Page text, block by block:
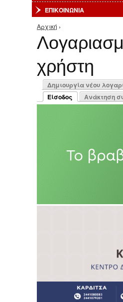
ΕΠΙΚΟΙΝΩΝΙΑ
Είστε εδώ
Αρχική ›
χρήστη
Πρωτεύουσες
Δημιουργία νέου
Είσοδος
(ενεργή καρτέλα)
Ανάκτηση